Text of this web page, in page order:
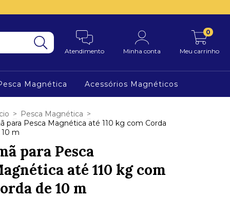
Atendimento Minha conta Meu carrinho
0
Magnética Acessórios Magnéticos
> Pesca Magnética >
para Pesca Magnética até 110 kg com Corda
10 m
para Pesca
até 110 kg com
de 10 m